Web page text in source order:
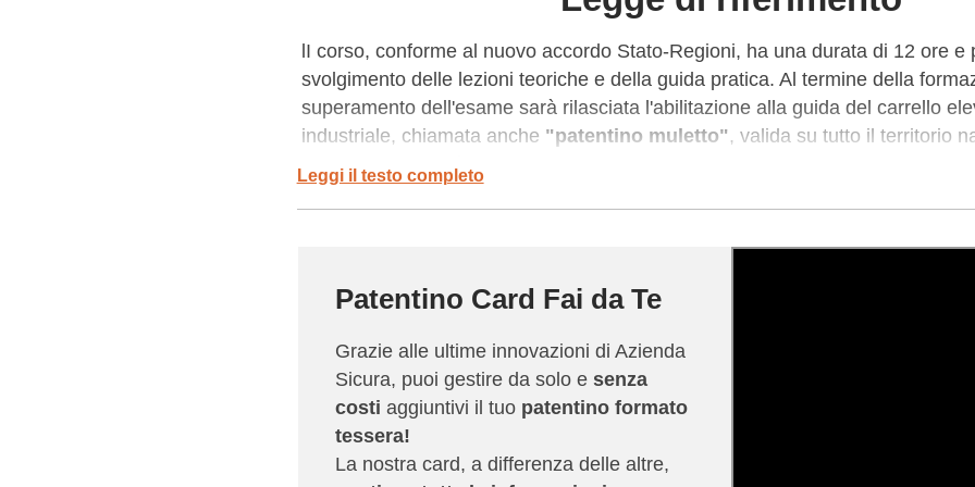
lI corso, conforme al nuovo accordo Stato-Regioni, ha una durata di 12 ore e
svolgimento delle lezioni teoriche e della guida pratica. Al termine della
superamento dell'esame sarà rilasciata l'abilitazione alla guida del carrello
industriale, chiamata anche "patentino muletto", valida su tutto il territorio
di 5 anni. Il corso è rivolto sia a disoccupati in cerca di lavoro sia a coloro che
settore logistico e devono certificare le proprie competenze nella guida del
AZIENDA SICURA è il marchio commerciale di SINALF (Sindacato
Operatori Macchine Industriali) eroga corsi di abilitazione sulle attrezzature
Per maggiori informazioni sui soggetti abilitati al rilascio delle abilitazioni e sui
normativa per gli enti formatori puoi consultare questo
gli aspetti ed aiuta i futuri corsisti a scegliere in modo consapevole il proprio
Leggi il testo completo
Patentino Card Fai da Te
Grazie alle ultime innovazioni di Azienda
Sicura, puoi gestire da solo e senza
costi aggiuntivi il tuo patentino formato
tessera!
La nostra card, a differenza delle altre,